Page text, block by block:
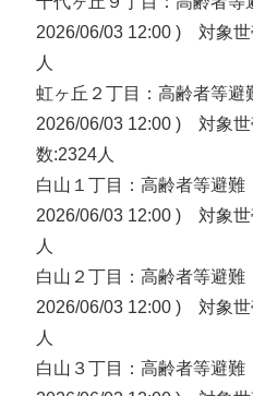
2026/06/03 12:00 ) 対象
人
虹ヶ丘２丁目：高齢者等避
2026/06/03 12:00 ) 対象世
数:2324人
白山１丁目：高齢者等避難
2026/06/03 12:00 ) 対象
人
白山２丁目：高齢者等避難
2026/06/03 12:00 ) 対象世
人
白山３丁目：高齢者等避難